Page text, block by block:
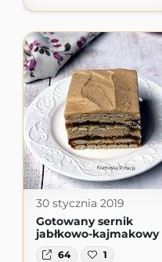
30 stycznia 2019
Gotowany sernik
jabłkowo-kajmakowy
64 1